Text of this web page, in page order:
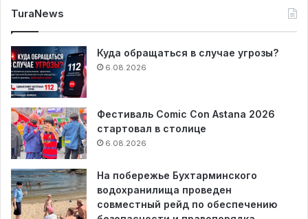
TuraNews
Куда обращаться в случае угрозы?
6.08.2026
Фестиваль Comic Con Astana 2026
стартовал в столице
6.08.2026
На побережье Бухтарминского
водохранилища проведен
совместный рейд по обеспечению